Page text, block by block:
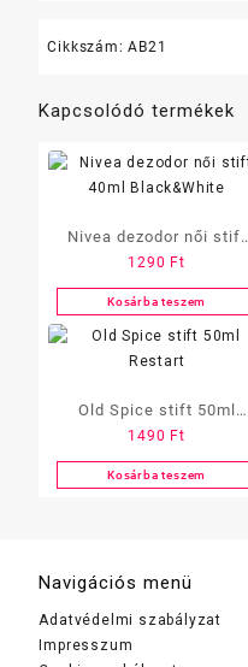
Cikkszám:AB21
Kapcsolódó termékek
Nivea dezodor női stift
40ml Black&White
1290 Ft
Kosárba teszem
Old Spice stift 50ml
Restart
1490 Ft
Kosárba teszem
Navigációs menü
Adatvédelmi szabályzat
Impresszum